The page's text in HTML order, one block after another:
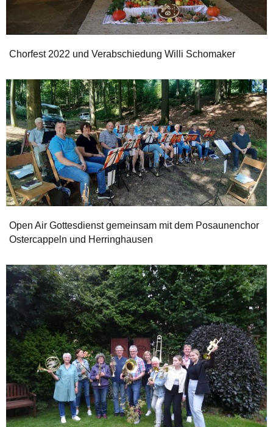
Chorfest 2022 und Verabschiedung Willi Schomaker
Open Air Gottesdienst gemeinsam mit dem Posaunenchor
Ostercappeln und Herringhausen